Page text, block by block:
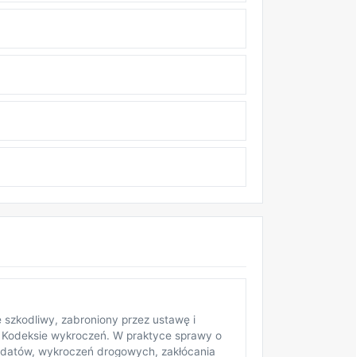
szkodliwy, zabroniony przez ustawę i
wykroczeń. W praktyce sprawy o
wykroczeń drogowych, zakłócania